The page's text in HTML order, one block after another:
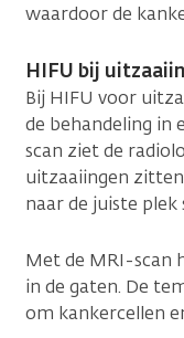
waardoor de
HIFU bij
Bij HIFU voor
de behandeling in
scan ziet de
uitzaaiingen
naar de juiste plek
Met de MRI-scan
in de gaten. De
om kankercellen